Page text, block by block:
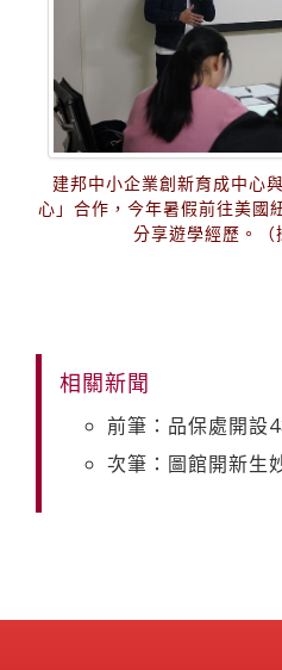
建邦中小企業創新育成中心
心」合作，今年暑假前往美國
分享遊學經歷。（
相關新聞
前筆：品保處開設
次筆：圖館開新生